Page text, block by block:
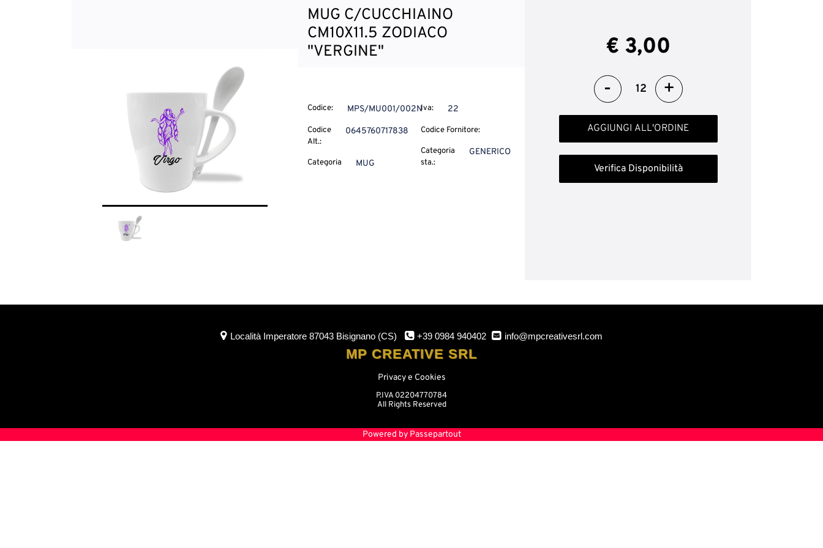
MUG C/CUCCHIAINO
CM10X11.5 ZODIACO
"VERGINE"
Codice: MPS/MU001/002N
Codice
Alt.:
0645760717838
Categoria MUG
Iva: 22
Codice Fornitore:
Categoria
sta.:
GENERICO
€ 3,00
AGGIUNGI ALL'ORDINE
Verifica Disponibilità
Località Imperatore87043 Bisignano (CS) +39 0984 940402 info@mpcreativesrl.com
MP CREATIVE SRL
Privacy e Cookies
P.IVA 02204770784
All Rights Reserved
Powered by Passepartout